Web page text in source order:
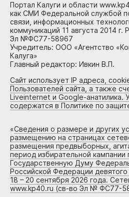
Портал Калуги и области
как СМИ Федеральной службой
связи, информационных
коммуникаций 11 августа 2014
Эл №ФС77-58967
Учредитель: ООО «Агентство
Калуга»
Главный редактор: Ивкин В.П.
Сайт использует IP адреса,
Пользователей сайта, а также
Liveinternet и Google-анатилика.
содержатся в Политике по
«Сведения о размере и других
размещению на страницах
размещения предвыборных,
период избирательной
Государственную Думу
Российской Федерации
18 – 20 сентября 2026 года.
www.kp40.ru (св-во Эл № ФС77-